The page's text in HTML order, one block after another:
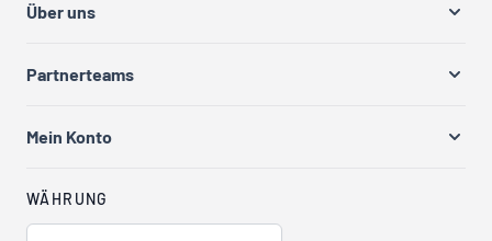
Über uns
Partnerteams
Mein Konto
WÄHRUNG